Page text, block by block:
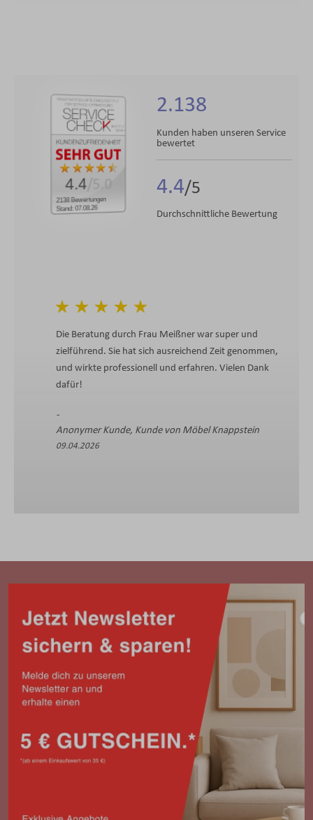
2138 Bewertungen
Stand: 07.08.26
4.4/5.0
2.138
Kunden haben unseren Service
bewertet
4.4
Durchschnittliche Bewertung
Die Beratung durch Frau Meißner war super und
zielführend. Sie hat sich ausreichend Zeit genommen,
und wirkte professionell und erfahren. Vielen Dank
dafür!
Anonymer Kunde, Kunde von Möbel Knappstein
09.04.2026